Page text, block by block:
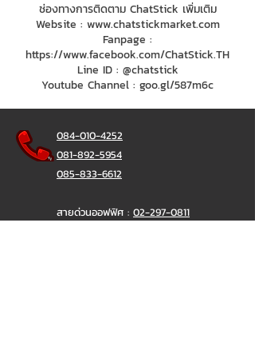
ช่องทางการติดตาม ChatStick เพิ่มเติม
Website : www.chatstickmarket.com
Fanpage :
https://www.facebook.com/ChatStick.TH
Line ID : @chatstick
Youtube Channel : goo.gl/587m6c
084-010-4252
081-892-5954
085-833-6612
สายด่วนออฟฟิศ : 02-297-0811